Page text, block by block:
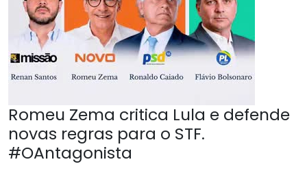
Romeu Zema critica Lula e defende
novas regras para o STF.
#OAntagonista